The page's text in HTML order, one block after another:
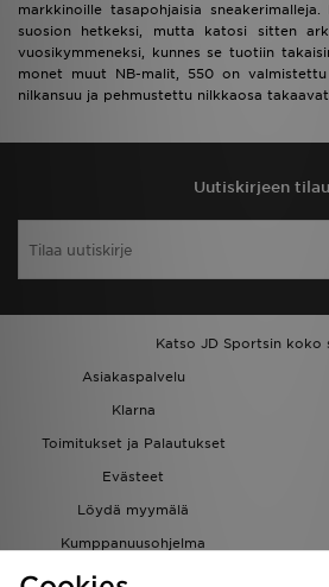
markkinoille tasapohjaisia
suosion hetkeksi, mutta katosi sitten
vuosikymmeneksi, kunnes se tuotiin
monet muut NB-malit, 550 on valmistettu
nilkansuu ja pehmustettu nilkkaosa
Uutiskirjeen
Katso JD Sportsin koko
Asiakaspalvelu
Klarna
Toimitukset ja Palautukset
Evästeet
Löydä myymälä
Kumppanuusohjelma